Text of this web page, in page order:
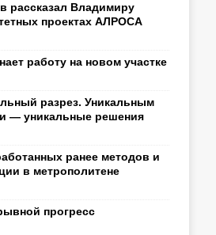
рассказал Владимиру
проектах АЛРОСА
работу на новом участке
разрез. Уникальным
— уникальные решения
ранее методов и
в метрополитене
прогресс